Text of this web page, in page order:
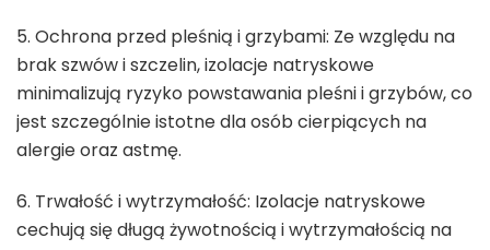
5. Ochrona przed pleśnią i grzybami: Ze względu na
brak szwów i szczelin, izolacje natryskowe
minimalizują ryzyko powstawania pleśni i grzybów, co
jest szczególnie istotne dla osób cierpiących na
alergie oraz astmę.
6. Trwałość i wytrzymałość: Izolacje natryskowe
cechują się długą żywotnością i wytrzymałością na